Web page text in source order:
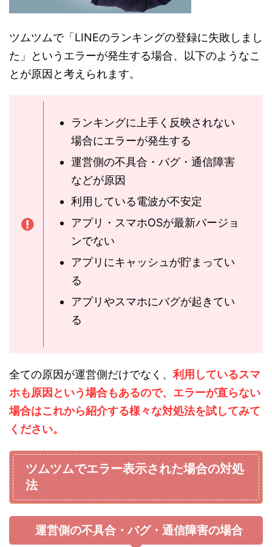
ツムツムで「LINEのランキングの登録に失敗しまし
た」というエラーが発生する場合、以下のようなこ
とが原因と考えられます。
ランキングに上手く反映されない
場合にエラーが発生する
運営側の不具合・バグ・通信障害
などが原因
利用している電波が不安定
アプリ・スマホOSが最新バージョ
ンでない
アプリにキャッシュが貯まってい
る
アプリやスマホにバグが起きてい
る
全ての原因が運営側だけでなく、 利用しているスマ
ホも原因という場合もあるので、エラーが直らない
場合はこれから紹介する様々な対処法を試してみて
ください。
ツムツムでエラー表示された場合の対処
法
運営側の不具合・バグ・通信障害の場合